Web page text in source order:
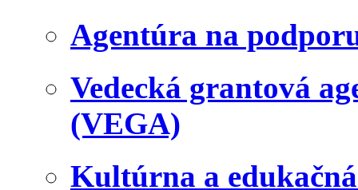
Agentúra na
Vedecká grantová
(VEGA)
Kultúrna a